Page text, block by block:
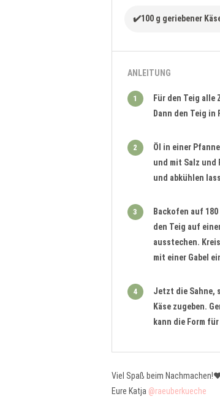
✔️100 g geriebener
ANLEITUNG
1
Für den Teig
Dann den Teig
2
Öl in einer
und mit Salz
und abkühlen
3
Backofen auf
den Teig auf
ausstechen.
mit einer Gabel
4
Jetzt die Sahne,
Käse zugeben.
kann die Form
Viel Spaß beim
Eure Katja @raeuberkueche